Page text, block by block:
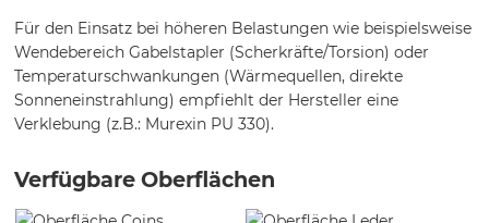
Für den Einsatz bei höheren Belastungen wie beispielsweise
Wendebereich Gabelstapler (Scherkräfte/Torsion) oder
Temperaturschwankungen (Wärmequellen, direkte
Sonneneinstrahlung) empfiehlt der Hersteller eine
Verklebung (z.B.: Murexin PU 330).
Verfügbare Oberflächen